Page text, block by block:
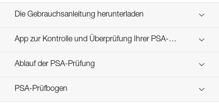
Die Gebrauchsanleitung herunterladen
Technical Notice
App zur Kontrolle und Überprüfung Ihrer PSA-
Bestände Entdecken Sie ePPEcentre
Ablauf der PSA-Prüfung
verif-EPI-poulies-procedure-DE
PSA-Prüfbogen